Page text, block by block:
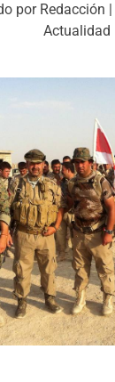
por Redacción |
Actualidad